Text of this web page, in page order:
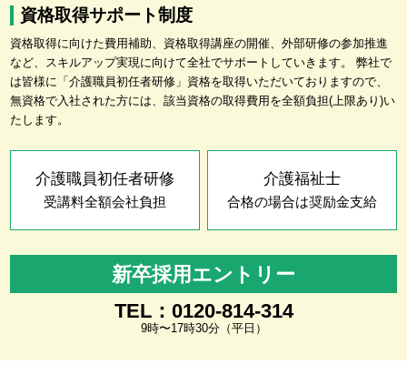
資格取得サポート制度
資格取得に向けた費用補助、資格取得講座の開催、外部研修の参加推進
など、スキルアップ実現に向けて全社でサポートしていきます。 弊社で
は皆様に「介護職員初任者研修」資格を取得いただいておりますので、
無資格で入社された方には、該当資格の取得費用を全額負担(上限あり)い
たします。
介護職員初任者研修
受講料全額会社負担
介護福祉士
合格の場合は奨励金支給
新卒採用エントリー
TEL：0120-814-314
9時〜17時30分（平日）